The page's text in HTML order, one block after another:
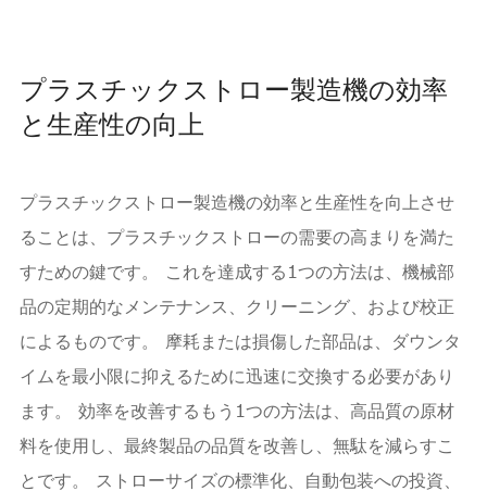
プラスチックストロー製造機の効率
と生産性の向上
プラスチックストロー製造機の効率と生産性を向上させ
ることは、プラスチックストローの需要の高まりを満た
すための鍵です。 これを達成する1つの方法は、機械部
品の定期的なメンテナンス、クリーニング、および校正
によるものです。 摩耗または損傷した部品は、ダウンタ
イムを最小限に抑えるために迅速に交換する必要があり
ます。 効率を改善するもう1つの方法は、高品質の原材
料を使用し、最終製品の品質を改善し、無駄を減らすこ
とです。 ストローサイズの標準化、自動包装への投資、